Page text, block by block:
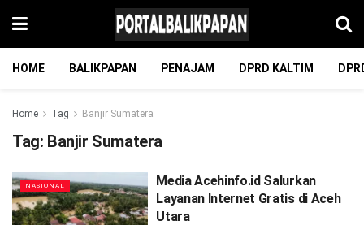
HOME BALIKPAPAN PENAJAM DPRD KALTIM
Home Tag Banjir Sumatera
Tag: Banjir Sumatera
NASIONAL
Media Acehinfo.id Salurkan
Layanan Internet Gratis di Aceh
Utara